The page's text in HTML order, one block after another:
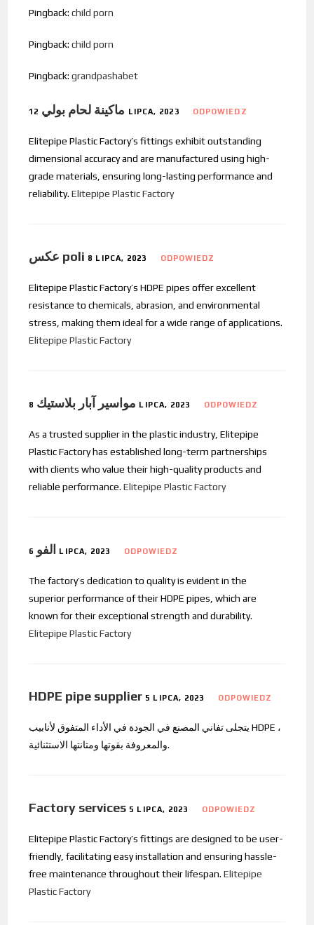
Pingback:child porn
Pingback:child porn
Pingback:grandpashabet
ماكينة لحام بولي 12 LIPCA, 2023 ODPOWIEDZ
Elitepipe Plastic Factory’s fittings exhibit outstanding
dimensional accuracy and are manufactured using high-
grade materials, ensuring long-lasting performance and
reliability.Elitepipe Plastic Factory
عكس poli 8 LIPCA, 2023 ODPOWIEDZ
Elitepipe Plastic Factory’s HDPE pipes offer excellent
resistance to chemicals, abrasion, and environmental
stress, making them ideal for a wide range of applications.
Elitepipe Plastic Factory
مواسير آبار بلاستيك 8 LIPCA, 2023 ODPOWIEDZ
As a trusted supplier in the plastic industry, Elitepipe
Plastic Factory has established long-term partnerships
with clients who value their high-quality products and
reliable performance.Elitepipe Plastic Factory
الفو 6 LIPCA, 2023 ODPOWIEDZ
The factory’s dedication to quality is evident in the
superior performance of their HDPE pipes, which are
known for their exceptional strength and durability.
Elitepipe Plastic Factory
HDPE pipe supplier 5 LIPCA, 2023 ODPOWIEDZ
يتجلى تفاني المصنع في الجودة في الأداء المتفوق لأنابيب HDPE ،
والمعروفة بقوتها ومتانتها الاستثنائية.
Factory services 5 LIPCA, 2023 ODPOWIEDZ
Elitepipe Plastic Factory’s fittings are designed to be user-
friendly, facilitating easy installation and ensuring hassle-
free maintenance throughout their lifespan.Elitepipe
Plastic Factory